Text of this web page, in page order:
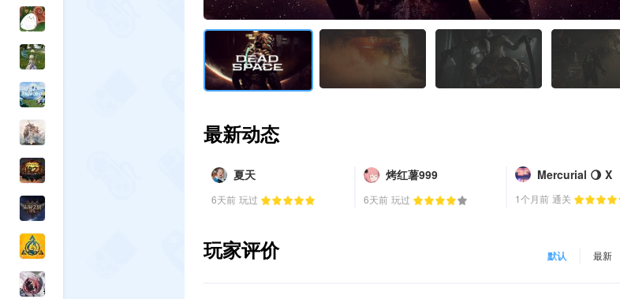
最新动态
夏天
6天前 玩过
烤红薯999
6天前 玩过
Mercurial 🌖 X
1个月前 通关
玩家评价 默认 最新